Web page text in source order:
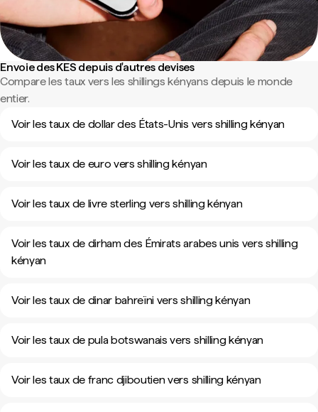
Envoie des KES depuis d'autres devises
Compare les taux vers les shillings kényans depuis le monde
entier.
Voir les taux de dollar des États-Unis vers shilling kényan
Voir les taux de euro vers shilling kényan
Voir les taux de livre sterling vers shilling kényan
Voir les taux de dirham des Émirats arabes unis vers shilling
kényan
Voir les taux de dinar bahreïni vers shilling kényan
Voir les taux de pula botswanais vers shilling kényan
Voir les taux de franc djiboutien vers shilling kényan